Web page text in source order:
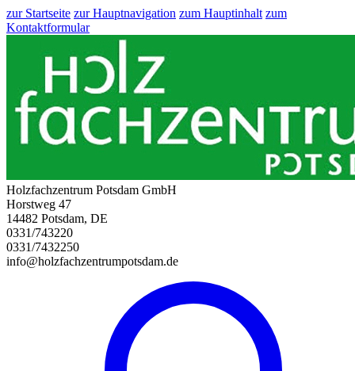
zur Startseite zur Hauptnavigation zum Hauptinhalt zum
Kontaktformular
Holzfachzentrum Potsdam GmbH
Horstweg 47
14482 Potsdam, DE
0331/743220
0331/7432250
info@holzfachzentrumpotsdam.de